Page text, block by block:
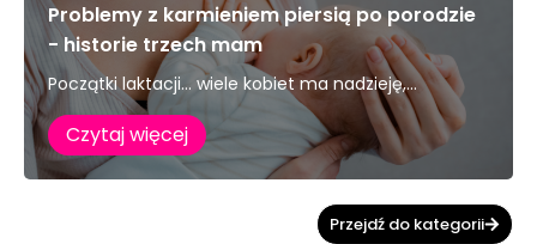
Problemy z karmieniem piersią po porodzie
- historie trzech mam
Początki laktacji… wiele kobiet ma nadzieję,...
Czytaj więcej
Przejdź do kategorii